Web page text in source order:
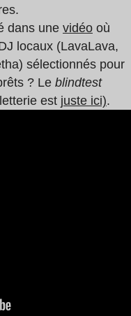
dans une vidéo où
locaux (LavaLava,
sélectionnés pour
? Le blindtest
est juste ici).